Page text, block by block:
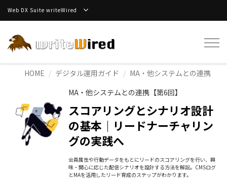
Web DX Suite writeWired
HOME
デジタル運用ガイド
MA・他システムとの連携
MA・他システムとの連携【第6回】
スコアリングとシナリオ設計
の基本｜リードナーチャリン
グの実践へ
会員属性や行動データをもとにリードのスコアリングを行い、興
味・関心に応じた配信シナリオを設計する方法を解説。CMSログ
とMAを活用したリード育成のステップがわかります。